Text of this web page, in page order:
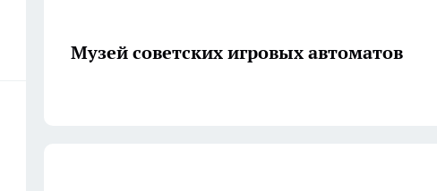
Музей советских игровых автоматов